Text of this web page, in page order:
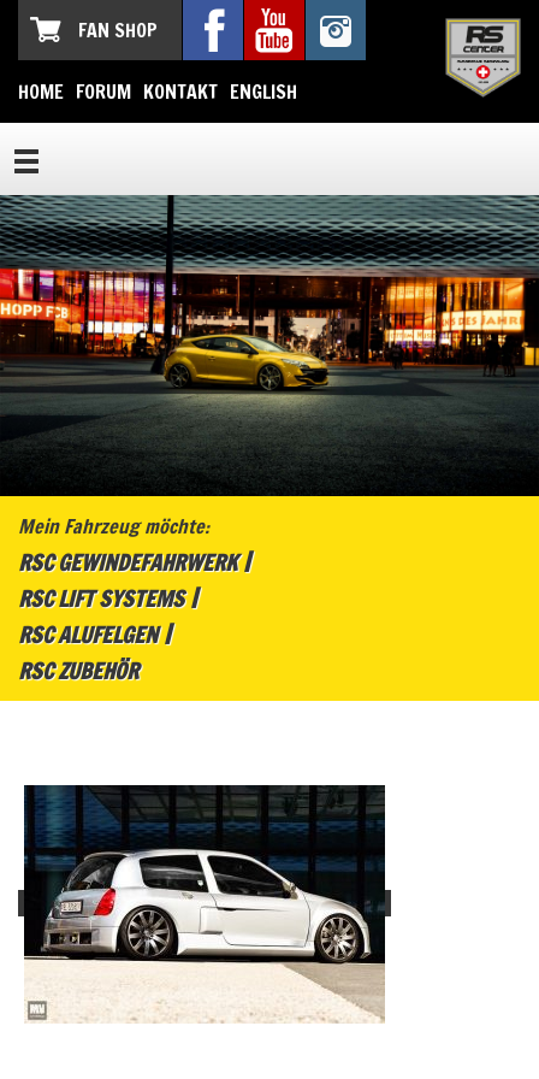
FAN SHOP
HOME FORUM KONTAKT ENGLISH
Mein Fahrzeug möchte:
RSC GEWINDEFAHRWERK
RSC LIFT SYSTEMS
RSC ALUFELGEN
RSC ZUBEHÖR